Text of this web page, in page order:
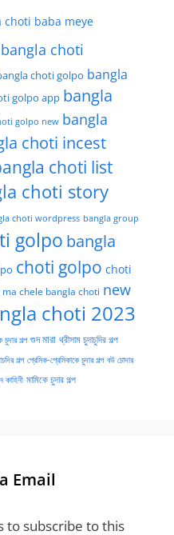
choti baba meye
bangla choti
choti golpo bangla
golpo app bangla
golpo new bangla
choti incest
choti list
choti story
choti wordpress bangla group
golpo bangla
choti golpo choti
ma chele bangla choti new
choti 2023
গল্প গুদ মারা থ্রীসাম চুদাচুদির গল্প
গল্প প্রেমিক-প্রেমিকাকে চুদার গল্প বউ চোদার
কাহিনী মামিকে চুদার গল্প
Email
to subscribe to this